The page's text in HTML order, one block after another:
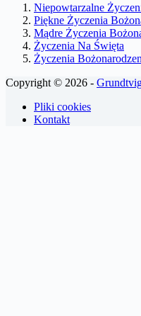
Niepowtarzalne
Piękne Życzenia
Mądre Życzenia
Życzenia Na Święta
Życzenia
Copyright © 2026 -
Pliki cookies
Kontakt